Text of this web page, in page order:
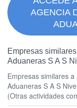
AGENCIA
Empresas
Aduaneras S A S
Empresas similares
Aduaneras S A S
(Otras actividades